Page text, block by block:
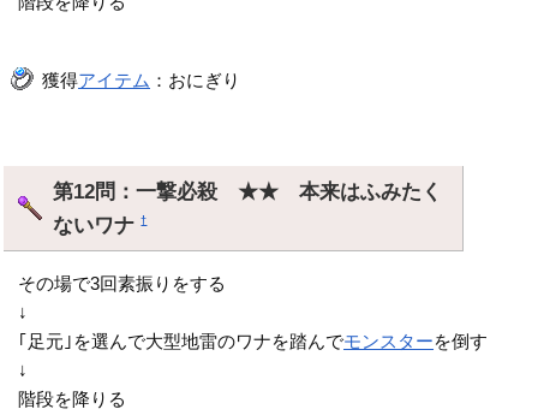
獲得アイテム ：おにぎり
第12問：一撃必殺 ★★ 本来はふみたく
ないワナ†
その場で3回素振りをする
↓
｢足元｣を選んで大型地雷のワナを踏んでモンスターを倒す
↓
階段を降りる